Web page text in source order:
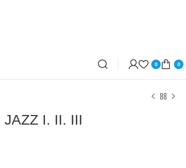
0 0
I. II. III